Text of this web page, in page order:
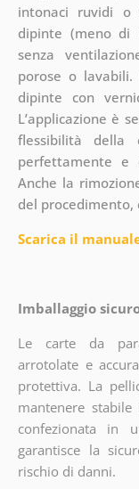
intonaci ruvidi
dipinte (meno di
senza
porose o
dipinte con
L’applicazione è
flessibilità della
perfettamente e
Anche la
del
Scarica il
Imballaggio
Le carte da
arrotolate e
protettiva. La
mantenere
confezionata in
garantisce la
rischio di danni.